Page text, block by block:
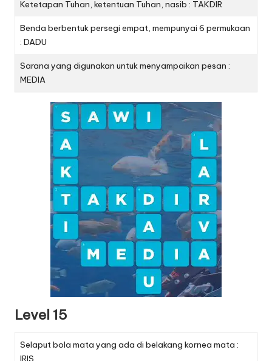
Ketetapan Tuhan, ketentuan Tuhan, nasib : TAKDIR
Benda berbentuk persegi empat, mempunyai 6 permukaan
: DADU
Sarana yang digunakan untuk menyampaikan pesan :
MEDIA
Level 15
Selaput bola mata yang ada di belakang kornea mata :
IRIS